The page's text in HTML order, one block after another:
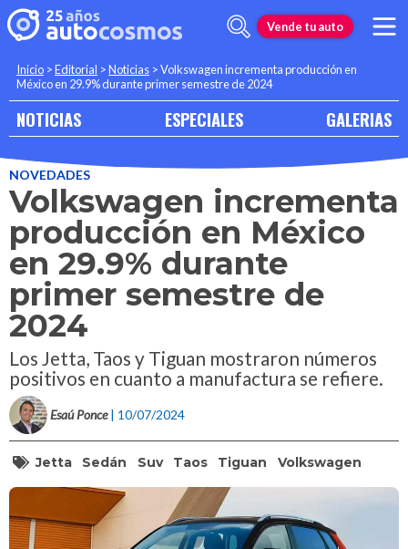
Vende tu auto
Inicio >Editorial >Noticias >Volkswagen incrementa producción en
México en 29.9% durante primer semestre de 2024
NOTICIAS ESPECIALES GALERIAS
NOVEDADES
Volkswagen incrementa
producción en México
en 29.9% durante
primer semestre de
2024
Los Jetta, Taos y Tiguan mostraron números
positivos en cuanto a manufactura se refiere.
Esaú Ponce | 10/07/2024
Jetta Sedán Suv Taos Tiguan Volkswagen